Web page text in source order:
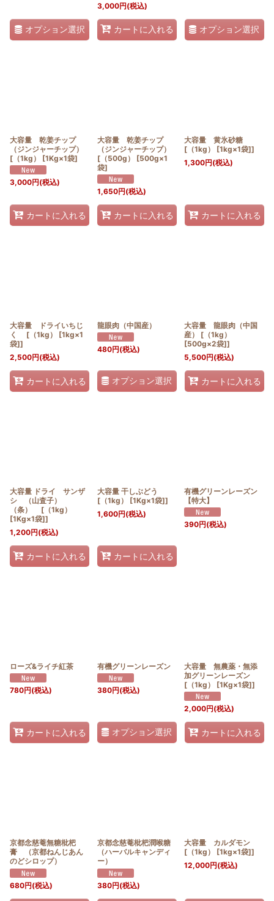
オプション選択
3,000円(税込)
カートに入れる オプション選択
大容量 乾姜チップ
（ジンジャーチップ）
[（1kg） [1Kg×1袋]
3,000円(税込)
カートに入れる
大容量 乾姜チップ
（ジンジャーチップ）
[（500g） [500g×1
袋]
1,650円(税込)
カートに入れる
大容量 黄氷砂糖
[（1kg） [1kg×1袋]]
1,300円(税込)
カートに入れる
大容量 ドライいちじ
く [（1kg） [1kg×1
袋]]
2,500円(税込)
カートに入れる
龍眼肉（中国産）
480円(税込)
オプション選択
大容量 龍眼肉（中国
産） [（1kg）
[500g×2袋]]
5,500円(税込)
カートに入れる
大容量 ドライ サンザ
シ （山査子）
（条） [（1kg）
[1Kg×1袋]]
1,200円(税込)
カートに入れる
大容量 干しぶどう
[（1kg） [1Kg×1袋]]
1,600円(税込)
カートに入れる
有機グリーンレーズン
【特大】
390円(税込)
ローズ&ライチ紅茶
780円(税込)
カートに入れる
有機グリーンレーズン
380円(税込)
オプション選択
大容量 無農薬・無添
加グリーンレーズン
[（1kg） [1Kg×1袋]]
2,000円(税込)
カートに入れる
京都念慈菴無糖枇杷
膏 （京都ねんじあん
のどシロップ）
680円(税込)
京都念慈菴枇杷潤喉糖
（ハーバルキャンディ
ー）
380円(税込)
大容量 カルダモン
[（1kg） [1kg×1袋]]
12,000円(税込)